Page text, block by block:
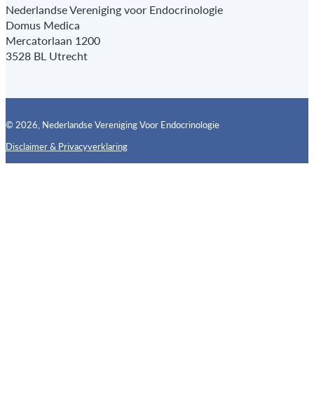
Nederlandse Vereniging voor Endocrinologie
Domus Medica
Mercatorlaan 1200
3528 BL Utrecht
© 2026, Nederlandse Vereniging Voor Endocrinologie
Disclaimer & PrivacyverklaringFollow us on X